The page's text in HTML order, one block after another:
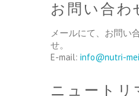
お問い合わ
メールにて、お問い
せ。
E-mail: info@nutri-
ニュートリ